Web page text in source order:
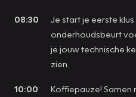
08:30
Je start je eerste
onderhoudsbeurt
je jouw technische
zien.
10:00
Koffiepauze! Samen